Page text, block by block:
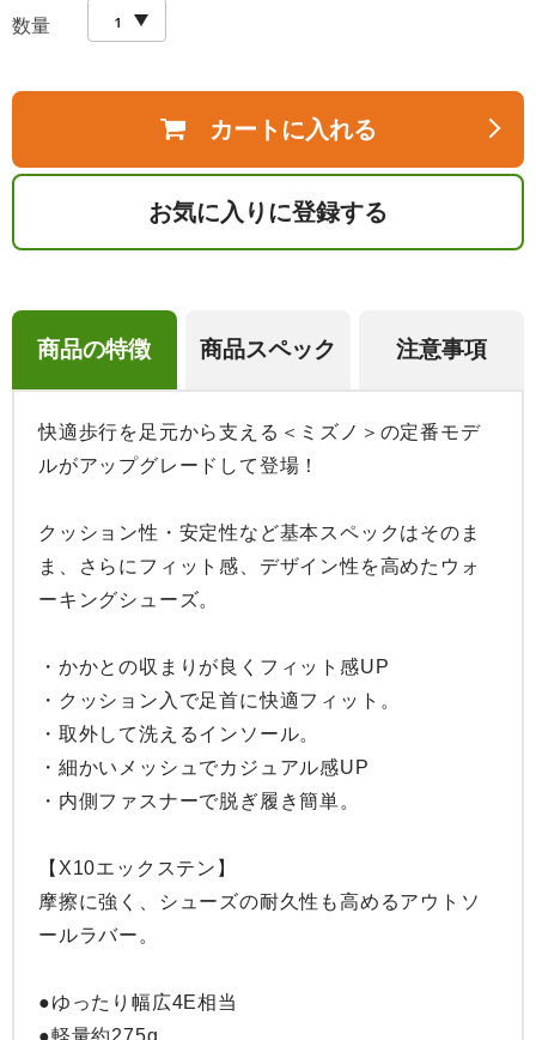
数量
カートに入れる
お気に入りに登録する
商品の特徴 商品スペック 注意事項
快適歩行を足元から支える＜ミズノ＞の定番モデ
ルがアップグレードして登場！
クッション性・安定性など基本スペックはそのま
ま、さらにフィット感、デザイン性を高めたウォ
ーキングシューズ。
・かかとの収まりが良くフィット感UP
・クッション入で足首に快適フィット。
・取外して洗えるインソール。
・細かいメッシュでカジュアル感UP
・内側ファスナーで脱ぎ履き簡単。
【X10エックステン】
摩擦に強く、シューズの耐久性も高めるアウトソ
ールラバー。
●ゆったり幅広4E相当